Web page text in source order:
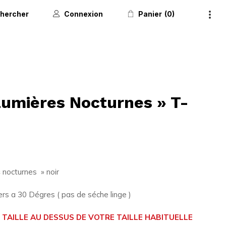
Connexion Panier 0
Nocturnes » T-
» noir
a 30 Dégres ( pas de séche linge )
AU DESSUS DE VOTRE TAILLE HABITUELLE